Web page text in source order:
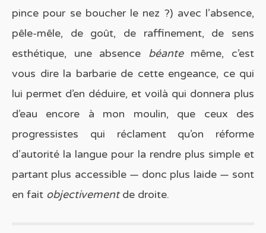
pince pour se boucher le nez ?) avec l’absence,
pêle-mêle, de goût, de raffinement, de sens
esthétique, une absence béantemême, c’est
vous dire la barbarie de cette engeance, ce qui
lui permet d’en déduire, et voilà qui donnera plus
d’eau encore à mon moulin, que ceux des
progressistes qui réclament qu’on réforme
d’autorité la langue pour la rendre plus simple et
partant plus accessible — donc plus laide — sont
en fait objectivementde droite.